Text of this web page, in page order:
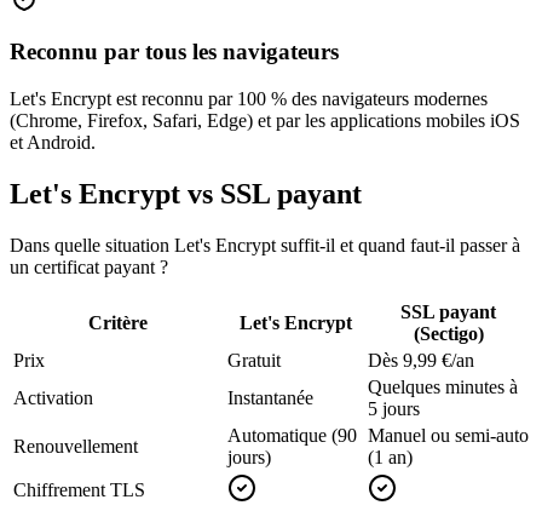
Reconnu par tous les navigateurs
Let's Encrypt est reconnu par 100 % des navigateurs modernes
(Chrome, Firefox, Safari, Edge) et par les applications mobiles iOS
et Android.
Let's Encrypt vs SSL payant
Dans quelle situation Let's Encrypt suffit-il et quand faut-il passer à
un certificat payant ?
Critère Let's Encrypt
SSL payant
(Sectigo)
Prix
Gratuit
Dès 9,99 €/an
Activation
Instantanée
Quelques minutes à
5 jours
Renouvellement
Automatique (90
jours)
Manuel ou semi-auto
(1 an)
Chiffrement TLS